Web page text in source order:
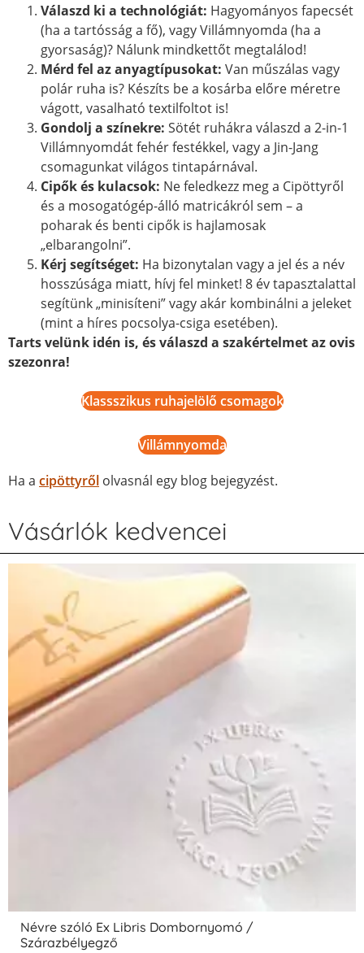
Válaszd ki a technológiát: Hagyományos fapecsét
(ha a tartósság a fő), vagy Villámnyomda (ha a
gyorsaság)? Nálunk mindkettőt megtalálod!
Mérd fel az anyagtípusokat: Van műszálas vagy
polár ruha is? Készíts be a kosárba előre méretre
vágott, vasalható textilfoltot is!
Gondolj a színekre: Sötét ruhákra válaszd a 2-in-1
Villámnyomdát fehér festékkel, vagy a Jin-Jang
csomagunkat világos tintapárnával.
Cipők és kulacsok: Ne feledkezz meg a Cipöttyről
és a mosogatógép-álló matricákról sem – a
poharak és benti cipők is hajlamosak
„elbarangolni”.
Kérj segítséget: Ha bizonytalan vagy a jel és a név
hosszúsága miatt, hívj fel minket! 8 év tapasztalattal
segítünk „minisíteni” vagy akár kombinálni a jeleket
(mint a híres pocsolya-csiga esetében).
Tarts velünk idén is, és válaszd a szakértelmet az ovis
szezonra!
Klassszikus ruhajelölő csomagok
Villámnyomda
Ha a cipöttyről olvasnál egy blog bejegyzést.
Vásárlók kedvencei
Névre szóló Ex Libris Dombornyomó /
Szárazbélyegző